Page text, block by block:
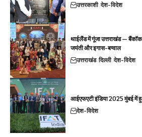
उत्तरकाशी देश-विदेश
थाईलैंड में गूंजा उत्तराखंड — बैंकॉक
जयंती और इगास-बग्वाल
उत्तराखंड दिल्ली देश-विदेश
आईएफएटी इंडिया 2025 मुंबई
देश-विदेश